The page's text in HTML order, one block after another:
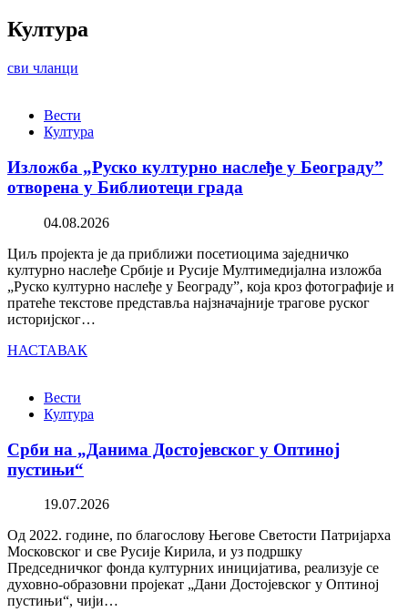
Култура
сви чланци
Вести
Култура
Изложба „Руско културно наслеђе у Београду”
отворена у Библиотеци града
04.08.2026
Циљ пројекта је да приближи посетиоцима заједничко
културно наслеђе Србије и Русије Мултимедијална изложба
„Руско културно наслеђе у Београду”, која кроз фотографије и
пратеће текстове представља најзначајније трагове руског
историјског…
НАСТАВАК
Вести
Култура
Срби на „Данима Достојевског у Оптиној
пустињи“
19.07.2026
Од 2022. године, по благослову Његове Светости Патријарха
Московског и све Русије Кирила, и уз подршку
Председничког фонда културних иницијатива, реализује се
духовно-образовни пројекат „Дани Достојевског у Оптиној
пустињи“, чији…